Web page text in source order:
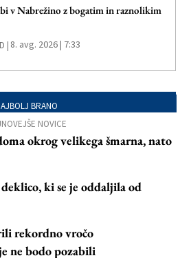
v Nabrežino z bogatim in raznolikim
| 8. avg. 2026 | 7:33
BRANO
NOVICE
okrog velikega šmarna, nato
ki se je oddaljila od
rekordno vročo
ne bodo pozabili